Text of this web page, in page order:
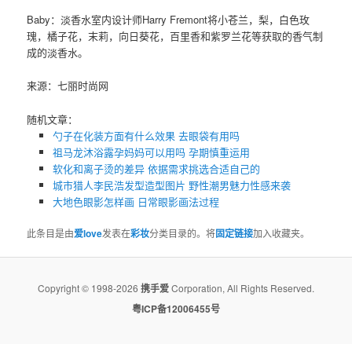
Baby：淡香水室内设计师Harry Fremont将小苍兰，梨，白色玫
瑰，橘子花，末莉，向日葵花，百里香和紫罗兰花等获取的香气制
成的淡香水。
来源：七丽时尚网
随机文章：
勺子在化装方面有什么效果 去眼袋有用吗
祖马龙沐浴露孕妈妈可以用吗 孕期慎重运用
软化和离子烫的差异 依据需求挑选合适自己的
城市猎人李民浩发型造型图片 野性潮男魅力性感来袭
大地色眼影怎样画 日常眼影画法过程
此条目是由爱love发表在彩妆分类目录的。将固定链接加入收藏夹。
Copyright © 1998-2026 携手爱Corporation, All Rights Reserved.
粤ICP备12006455号